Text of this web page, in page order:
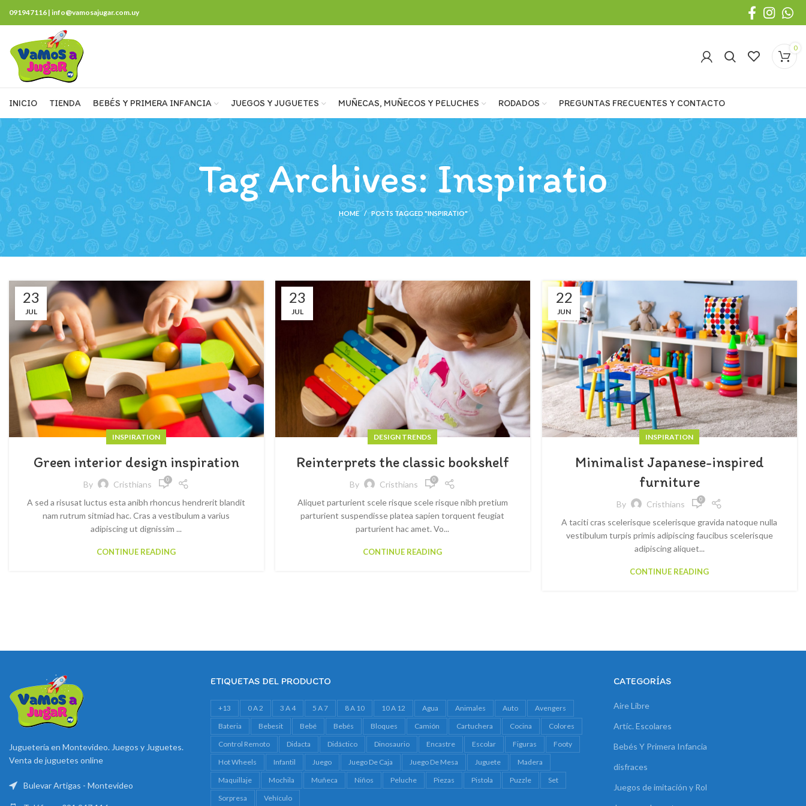
091947116 | info@vamosajugar.com.uy
0
INICIO TIENDA BEBÉS Y PRIMERA INFANCIA JUEGOS Y JUGUETES MUÑECAS, MUÑECOS Y PELUCHES RODADOS PREGUNTAS FRECUENTES Y CONTACTO
Tag Archives: Inspiratio
HOME POSTS TAGGED "INSPIRATIO"
23
JUL
INSPIRATION
Green interior design inspiration
By Cristhians 0
A sed a risusat luctus esta anibh rhoncus hendrerit blandit
nam rutrum sitmiad hac. Cras a vestibulum a varius
adipiscing ut dignissim ...
CONTINUE READING
23
JUL
DESIGN TRENDS
Reinterprets the classic bookshelf
By Cristhians 0
Aliquet parturient scele risque scele risque nibh pretium
parturient suspendisse platea sapien torquent feugiat
parturient hac amet. Vo...
CONTINUE READING
22
JUN
INSPIRATION
Minimalist Japanese-inspired
furniture
By Cristhians 0
A taciti cras scelerisque scelerisque gravida natoque nulla
vestibulum turpis primis adipiscing faucibus scelerisque
adipiscing aliquet...
CONTINUE READING
Juguetería en Montevideo. Juegos y Juguetes.
Venta de juguetes online
Bulevar Artigas - Montevideo
ETIQUETAS DEL PRODUCTO
+13 0 A 2 3 A 4 5 A 7 8 A 10 10 A 12 Agua Animales Auto
Avengers
Bateria
Bebesit Bebé Bebés Bloques Camión Cartuchera Cocina
Colores
Control Remoto
Didacta Didáctico Dinosaurio Encastre Escolar Figuras
Footy
Hot Wheels
Infantil Juego Juego De Caja Juego De Mesa Juguete
Madera
Maquillaje
Mochila Muñeca Niños Peluche Piezas Pistola Puzzle
Set
Sorpresa
Vehículo
CATEGORÍAS
Aire Libre
Artíc. Escolares
Bebés Y Primera Infancia
disfraces
Juegos de imitación y Rol